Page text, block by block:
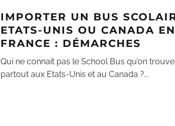
IMPORTER UN BUS
ETATS-UNIS OU CANADA EN
FRANCE : DÉMARCHES
Qui ne connait pas le School Bus qu’on
partout aux Etats-Unis et au Canada ?...